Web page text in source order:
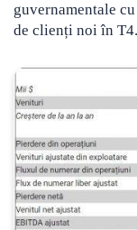
guvernamentale
de clienți noi în T4.